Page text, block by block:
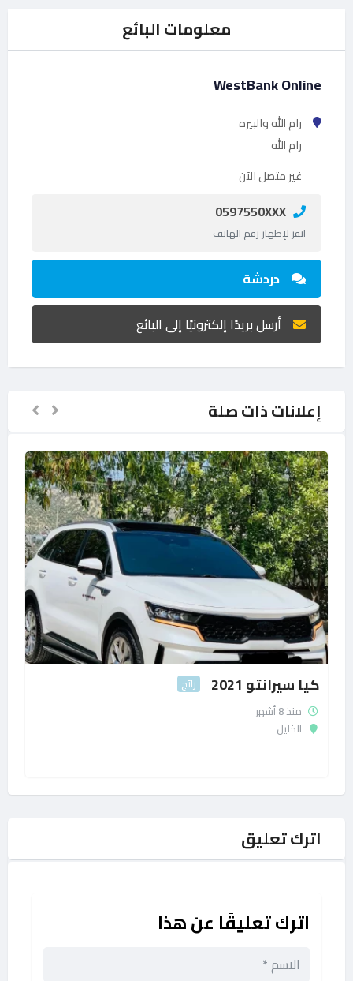
معلومات البائع
WestBank Online
رام الله والبيره
رام الله
غير متصل الآن
0597550XXX
انقر لإظهار رقم الهاتف
دردشة
أرسل بريدًا إلكترونيًا إلى البائع
إعلانات ذات صلة
كيا سيرانتو 2021
رائج
منذ 8 أشهر
الخليل
اترك تعليق
اترك تعليقًا عن هذا